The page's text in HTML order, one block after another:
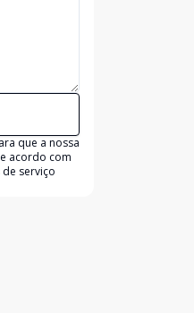
que a nossa
acordo com
serviço